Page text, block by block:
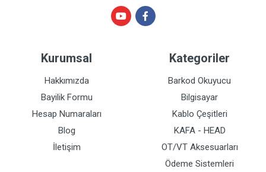
Kurumsal
Hakkımızda
Bayilik Formu
Hesap Numaraları
Blog
İletişim
Kategoriler
Barkod Okuyucu
Bilgisayar
Kablo Çeşitleri
KAFA - HEAD
OT/VT Aksesuarları
Ödeme Sistemleri